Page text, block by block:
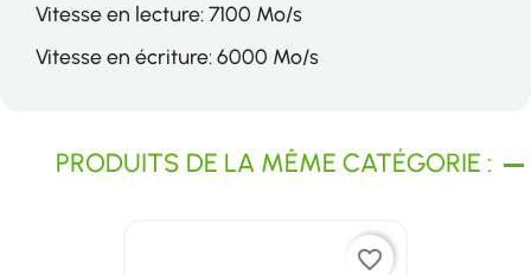
Vitesse en lecture: 7100 Mo/s
Vitesse en écriture: 6000 Mo/s
PRODUITS DE LA MÊME CATÉGORIE :
favorite_border